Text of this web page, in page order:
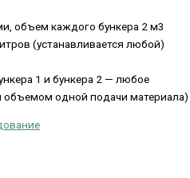
объем каждого бункера 2 м3
(устанавливается любой)
1 и бункера 2 — любое
объемом одной подачи материала)